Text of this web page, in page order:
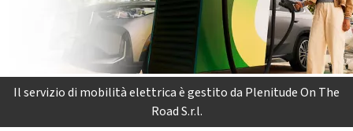
Il servizio di mobilità elettrica è gestito da Plenitude On The
Road S.r.l.